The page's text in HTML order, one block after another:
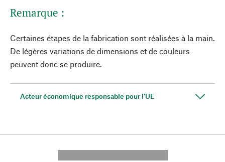
Remarque :
Certaines étapes de la fabrication sont réalisées à la main.
De légères variations de dimensions et de couleurs
peuvent donc se produire.
Acteur économique responsable pour l'UE